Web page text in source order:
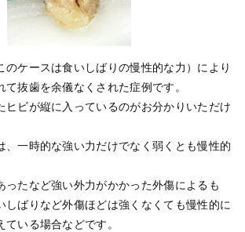
のケースは食いしばりの慢性的な力）により
抜歯を余儀なくされた症例です。
ヒビが縦に入っているのがお分かりいただけ
、一時的な強い力だけでなく弱くとも慢性的
ったなど強い外力がかかった外傷によるも
しばりなど外傷ほどは強くなくても慢性的に
いる場合などです。